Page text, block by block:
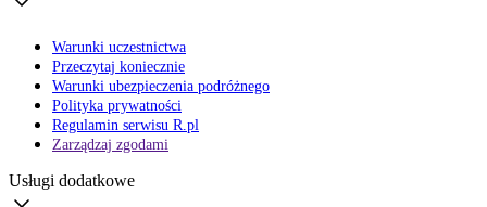
Warunki uczestnictwa
Przeczytaj koniecznie
Warunki ubezpieczenia podróżnego
Polityka prywatności
Regulamin serwisu R.pl
Zarządzaj zgodami
Usługi dodatkowe